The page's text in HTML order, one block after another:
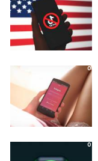
0
0